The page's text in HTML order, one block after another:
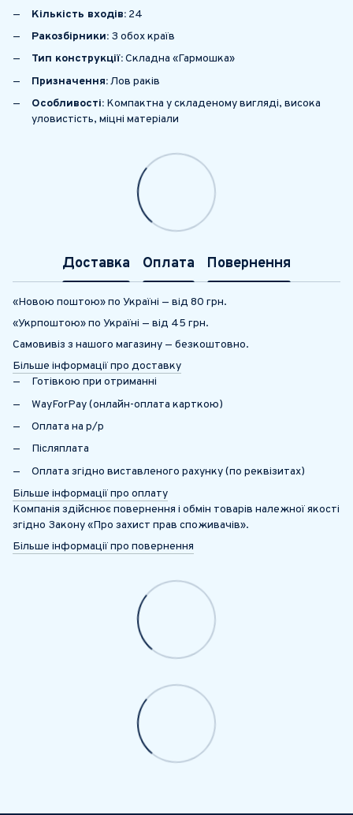
Кількість входів: 24
Ракозбірники: З обох країв
Тип конструкції:Складна «Гармошка»
Призначення:Лов раків
Особливості: Компактна у складеному вигляді, висока
уловистість, міцні матеріали
Доставка Оплата Повернення
«Новою поштою» по Україні — від 80 грн.
«Укрпоштою» по Україні — від 45 грн.
Самовивіз з нашого магазину — безкоштовно.
Більше інформації про доставку
Готівкою при отриманні
WayForPay (онлайн-оплата карткою)
Оплата на р/р
Післяплата
Оплата згідно виставленого рахунку (по реквізитах)
Більше інформації про оплату
Компанія здійснює повернення і обмін товарів належної якості
згідно Закону «Про захист прав споживачів».
Більше інформації про повернення